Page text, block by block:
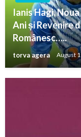
Ianis Hagi,
Ani și Revenire
Românesc…..
torva agera August